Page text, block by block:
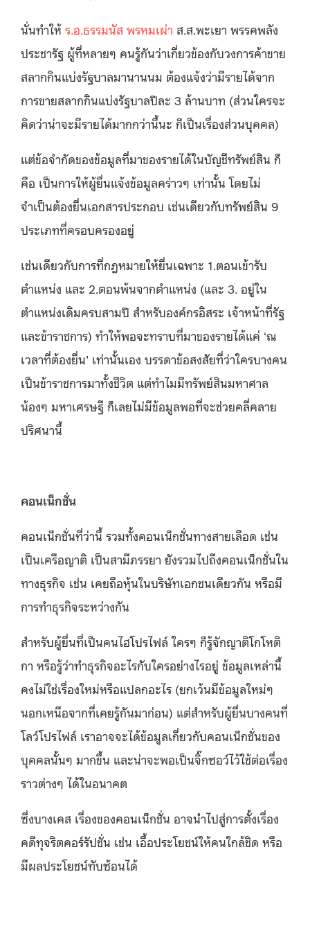
นั่นทำให้ ร.อ.ธรรมนัส พรหมเผ่า ส.ส.พะเยา พรรคพลัง
ประชารัฐ ผู้ที่หลายๆ คนรู้กันว่าเกี่ยวข้องกับวงการค้าขาย
สลากกินแบ่งรัฐบาลมานานนม ต้องแจ้งว่ามีรายได้จาก
การขายสลากกินแบ่งรัฐบาลปีละ 3 ล้านบาท (ส่วนใครจะ
คิดว่าน่าจะมีรายได้มากกว่านี้นะ ก็เป็นเรื่องส่วนบุคคล)
แต่ข้อจำกัดของข้อมูลที่มาของรายได้ในบัญชีทรัพย์สิน ก็
คือ เป็นการให้ผู้ยื่นแจ้งข้อมูลคร่าวๆ เท่านั้น โดยไม่
จำเป็นต้องยื่นเอกสารประกอบ เช่นเดียวกับทรัพย์สิน 9
ประเภทที่ครอบครองอยู่
เช่นเดียวกับการที่กฎหมายให้ยื่นเฉพาะ 1.ตอนเข้ารับ
ตำแหน่ง และ 2.ตอนพ้นจากตำแหน่ง (และ 3. อยู่ใน
ตำแหน่งเดิมครบสามปี สำหรับองค์กรอิสระ เจ้าหน้าที่รัฐ
และข้าราชการ) ทำให้พอจะทราบที่มาของรายได้แค่ ‘ณ
เวลาที่ต้องยื่น’ เท่านั้นเอง บรรดาข้อสงสัยที่ว่าใครบางคน
เป็นข้าราชการมาทั้งชีวิต แต่ทำไมมีทรัพย์สินมหาศาล
น้องๆ มหาเศรษฐี ก็เลยไม่มีข้อมูลพอที่จะช่วยคลี่คลาย
ปริศนานี้
คอนเน็กชั่น
คอนเน็กชั่นที่ว่านี้ รวมทั้งคอนเน็กชั่นทางสายเลือด เช่น
เป็นเครือญาติ เป็นสามีภรรยา ยังรวมไปถึงคอนเน็กชั่นใน
ทางธุรกิจ เช่น เคยถือหุ้นในบริษัทเอกชนเดียวกัน หรือมี
การทำธุรกิจระหว่างกัน
สำหรับผู้ยื่นที่เป็นคนไฮโปรไฟล์ ใครๆ ก็รู้จักญาติโกโหติ
กา หรือรู้ว่าทำธุรกิจอะไรกับใครอย่างไรอยู่ ข้อมูลเหล่านี้
คงไม่ใช่เรื่องใหม่หรือแปลกอะไร (ยกเว้นมีข้อมูลใหม่ๆ
นอกเหนือจากที่เคยรู้กันมาก่อน) แต่สำหรับผู้ยื่นบางคนที่
โลว์โปรไฟล์ เราอาจจะได้ข้อมูลเกี่ยวกับคอนเน็กชั่นของ
บุคคลนั้นๆ มากขึ้น และน่าจะพอเป็นจิ๊กซอว์ไว้ใช้ต่อเรื่อง
ราวต่างๆ ได้ในอนาคต
ซึ่งบางเคส เรื่องของคอนเน็กชั่น อาจนำไปสู่การตั้งเรื่อง
คดีทุจริตคอร์รัปชั่น เช่น เอื้อประโยชน์ให้คนใกล้ชิด หรือ
มีผลประโยชน์ทับซ้อนได้